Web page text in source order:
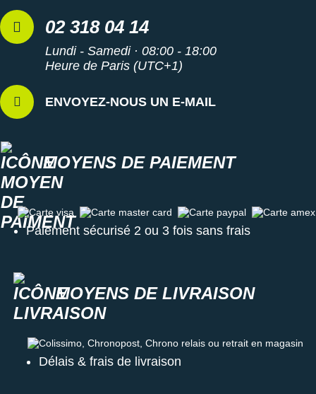
02 318 04 14
Lundi - Samedi · 08:00 - 18:00
Heure de Paris (UTC+1)
ENVOYEZ-NOUS UN E-MAIL
MOYENS DE PAIEMENT
Carte visa Carte master card Carte paypal Carte amex
Paiement sécurisé 2 ou 3 fois sans frais
MOYENS DE LIVRAISON
Colissimo, Chronopost, Chrono relais ou retrait en magasin
Délais & frais de livraison